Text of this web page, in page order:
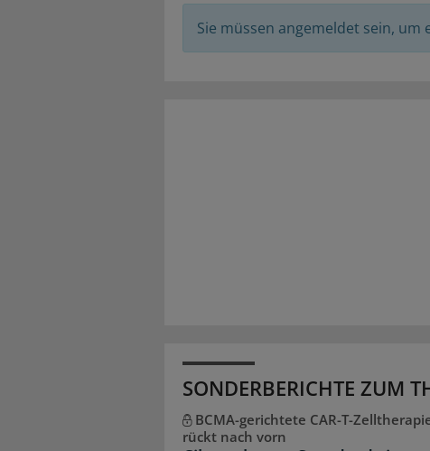
Sie müssen angemeldet sein,
SONDERBERICHTE ZUM
BCMA-gerichtete CAR-T-
rückt nach vorn